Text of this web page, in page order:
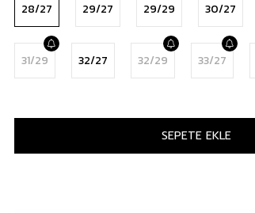
28/27 29/27 29/29 30/27
31/29 32/27 32/29 33/27